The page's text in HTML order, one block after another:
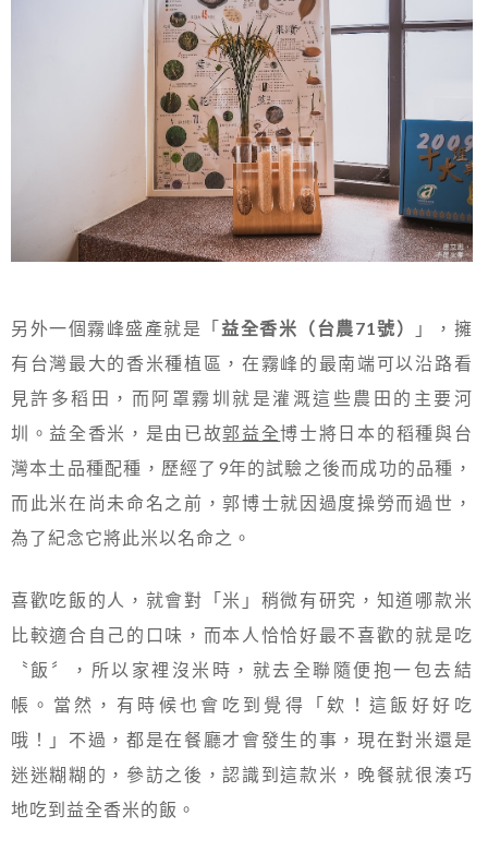
另外一個霧峰盛產就是「 益全香米（台農71號）
」，擁
有台灣最大的香米種植區，在霧峰的最南端可以沿路看
見許多稻田，而阿罩霧圳就是灌溉這些農田的主要河
圳。益全香米，是由已故郭益全博士將日本的稻種與台
灣本土品種配種，歷經了9年的試驗之後而成功的品種，
而此米在尚未命名之前，郭博士就因過度操勞而過世，
為了紀念它將此米以名命之。
喜歡吃飯的人，就會對「米」稍微有研究，知道哪款米
比較適合自己的口味，而本人恰恰好最不喜歡的就是吃
〝飯〞，所以家裡沒米時，就去全聯隨便抱一包去結
帳。當然，有時候也會吃到覺得「欸！這飯好好吃
哦！」不過，都是在餐廳才會發生的事，現在對米還是
迷迷糊糊的，參訪之後，認識到這款米，晚餐就很湊巧
地吃到益全香米的飯。